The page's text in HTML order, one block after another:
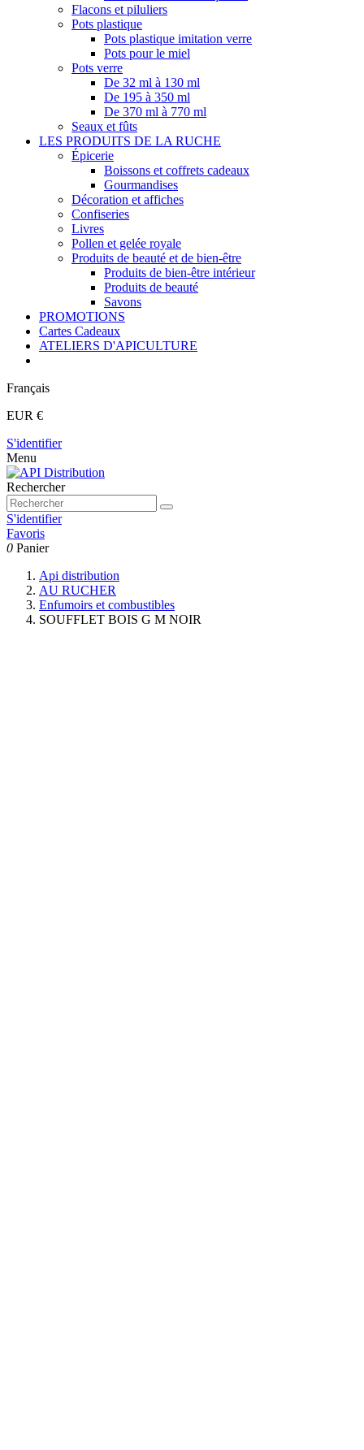
Flacons et piluliers
Pots plastique
Pots plastique imitation verre
Pots pour le miel
Pots verre
De 32 ml à 130 ml
De 195 à 350 ml
De 370 ml à 770 ml
Seaux et fûts
LES PRODUITS DE LA RUCHE
Épicerie
Boissons et coffrets cadeaux
Gourmandises
Décoration et affiches
Confiseries
Livres
Pollen et gelée royale
Produits de beauté et de bien-être
Produits de bien-être intérieur
Produits de beauté
Savons
PROMOTIONS
Cartes Cadeaux
ATELIERS D'APICULTURE
Français
EUR €
S'identifier
Menu
Rechercher
S'identifier
Favoris
0 Panier
Api distribution
AU RUCHER
Enfumoirs et combustibles
SOUFFLET BOIS G M NOIR